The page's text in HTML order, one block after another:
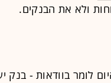
ולא את הבנקים.
לומר בוודאות - בנק